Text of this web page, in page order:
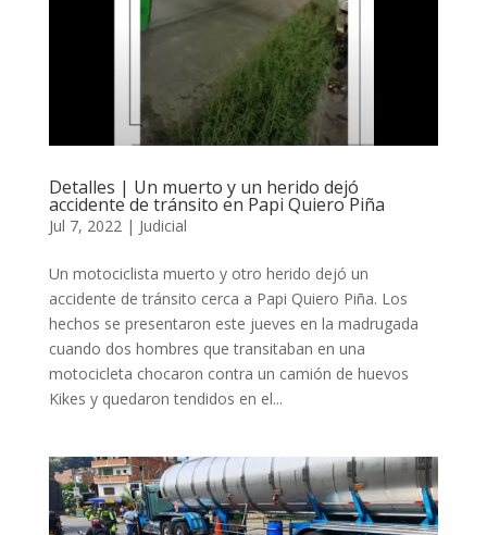
Detalles | Un muerto y un herido dejó
accidente de tránsito en Papi Quiero Piña
Jul 7, 2022 | Judicial
Un motociclista muerto y otro herido dejó un
accidente de tránsito cerca a Papi Quiero Piña. Los
hechos se presentaron este jueves en la madrugada
cuando dos hombres que transitaban en una
motocicleta chocaron contra un camión de huevos
Kikes y quedaron tendidos en el...